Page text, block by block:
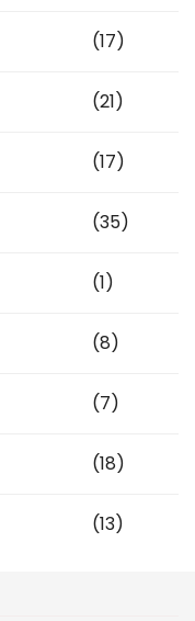
(17)
(21)
(17)
(35)
(1)
(8)
(7)
(18)
(13)